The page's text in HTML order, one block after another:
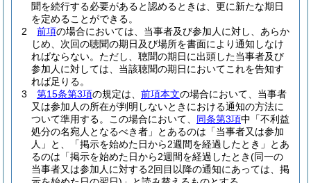
聞を続行する必要があると認めるときは、更に新たな期日
を定めることができる。
2
前項の場合においては、当事者及び参加人に対し、あらか
じめ、次回の聴聞の期日及び場所を書面により通知しなけ
ればならない。 ただし、聴聞の期日に出頭した当事者及び
参加人に対しては、当該聴聞の期日においてこれを告知す
れば足りる。
3
第15条第3項の規定は、 前項本文の場合において、当事者
又は参加人の所在が判明しないときにおける通知の方法に
ついて準用する。
この場合において、 同条第3項中「不利益
処分の名宛人となるべき者」とあるのは「当事者又は参加
人」と、「掲示を始めた日から2週間を経過したとき」とあ
るのは「掲示を始めた日から2週間を経過したとき(同一の
当事者又は参加人に対する2回目以降の通知にあっては、掲